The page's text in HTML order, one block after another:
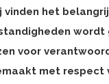
vinden het
wordt
voor
met respect